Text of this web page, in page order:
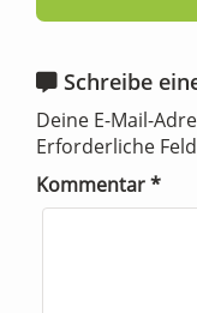
Schreibe
Deine E-Mail-
Erforderliche
Kommentar*